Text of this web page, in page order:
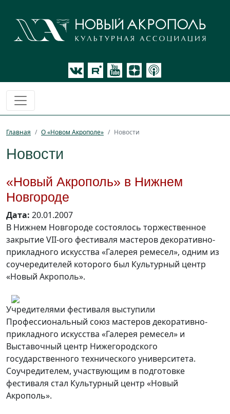
Главная О «Новом Акрополе» Новости
Новости
«Новый Акрополь» в Нижнем
Новгороде
Дата: 20.01.2007
В Нижнем Новгороде состоялось торжественное
закрытие VII-ого фестиваля мастеров декоративно-
прикладного искусства «Галерея ремесел», одним из
соучередителей которого был Культурный центр
«Новый Акрополь».
Учредителями фестиваля выступили
Профессиональный союз мастеров декоративно-
прикладного искусства «Галерея ремесел» и
Выставочный центр Нижегородского
государственного технического университета.
Соучредителем, участвующим в подготовке
фестиваля стал Культурный центр «Новый
Акрополь».